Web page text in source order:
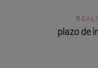
plazo de